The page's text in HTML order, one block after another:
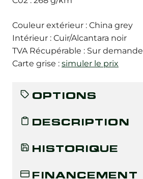
Couleur extérieur : China grey
Intérieur : Cuir/Alcantara noir
TVA Récupérable : Sur demande
Carte grise : simuler le prix
OPTIONS
DESCRIPTION
HISTORIQUE
FINANCEMENT